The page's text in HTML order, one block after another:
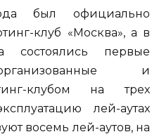
был официально
клуб «Москва», а в
состоялись первые
и
клубом на трех
лей-аутах
восемь лей-аутов, на